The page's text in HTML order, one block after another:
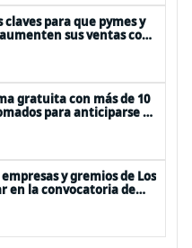
claves para que pymes y
sus ventas con
gratuita con más de 10
para anticiparse al
y gremios de Los
en la convocatoria de